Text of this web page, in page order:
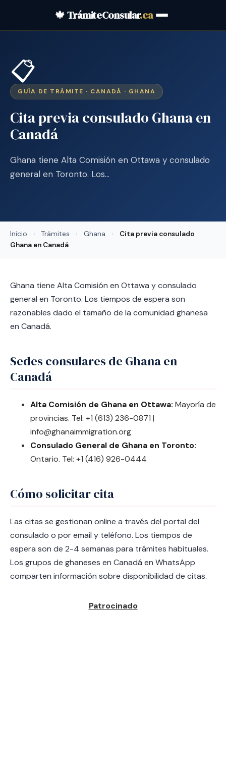
🍁 TrámiteConsular.ca
📋
GUÍA DE TRÁMITE · CANADÁ · GHANA
Cita previa consulado Ghana en
Canadá
Ghana tiene Alta Comisión en Ottawa y consulado
general en Toronto. Los…
Inicio › Trámites › Ghana ›
Cita previa consulado
Ghana en Canadá
Ghana tiene Alta Comisión en Ottawa y consulado
general en Toronto. Los tiempos de espera son
razonables dado el tamaño de la comunidad ghanesa
en Canadá.
Sedes consulares de Ghana en
Canadá
Alta Comisión de Ghana en Ottawa: Mayoría de
provincias. Tel: +1 (613) 236-0871 |
info@ghanaimmigration.org
Consulado General de Ghana en Toronto:
Ontario. Tel: +1 (416) 926-0444
Cómo solicitar cita
Las citas se gestionan online a través del portal del
consulado o por email y teléfono. Los tiempos de
espera son de 2-4 semanas para trámites habituales.
Los grupos de ghaneses en Canadá en WhatsApp
comparten información sobre disponibilidad de citas.